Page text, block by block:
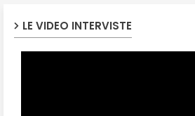
LE VIDEO INTERVISTE